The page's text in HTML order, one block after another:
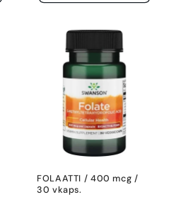
FOLAATTI / 400 mcg /
30 vkaps.